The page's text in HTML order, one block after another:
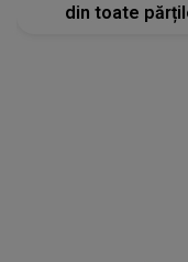
din toate